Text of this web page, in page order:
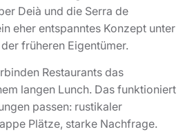
auf Mallorcaweitere Adressen
exklusiver
eigener
der atmosphärischsten